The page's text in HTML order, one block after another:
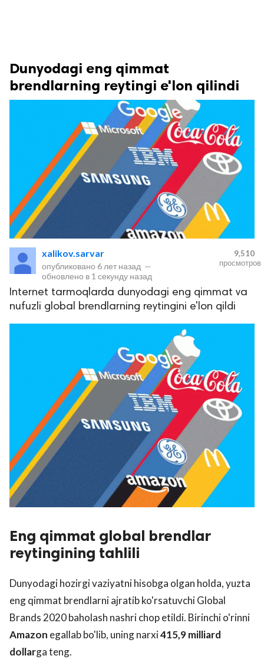
защищены.
Dunyodagi eng qimmat
brendlarning reytingi e'lon qilindi
xalikov.sarvar
опубликовано 6 лет назад —
обновлено в 1 секунду назад
9,510
просмотров
Internet tarmoqlarda dunyodagi eng qimmat va
nufuzli global brendlarning reytingini e'lon qildi
Eng qimmat global brendlar
reytingining tahlili
Dunyodagi hozirgi vaziyatni hisobga olgan holda, yuzta
eng qimmat brendlarni ajratib ko'rsatuvchi Global
Brands 2020 baholash nashri chop etildi. Birinchi o'rinni
Amazon egallab bo'lib, uning narxi415,9 milliard
dollarga teng.